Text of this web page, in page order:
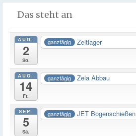
Das steht an
AUG.
2
So.
ganztägig Zeltlager
AUG.
14
Fr.
ganztägig Zela Abbau
SEP.
5
Sa.
ganztägig JET Bogenschießen